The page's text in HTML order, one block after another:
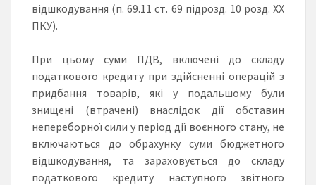
відшкодування (п. 69.11 ст. 69 підрозд. 10 розд. ХХ
ПКУ).
При цьому суми ПДВ, включені до складу
податкового кредиту при здійсненні операцій з
придбання товарів, які у подальшому були
знищені (втрачені) внаслідок дії обставин
непереборної сили у період дії воєнного стану, не
включаються до обрахунку суми бюджетного
відшкодування, та зараховується до складу
податкового кредиту наступного звітного